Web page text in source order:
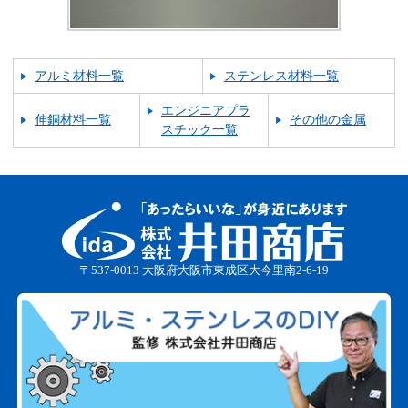
アルミ材料一覧 ステンレス材料一覧
伸銅材料一覧
エンジニアプラ
スチック一覧
その他の金属
〒537-0013 大阪府大阪市東成区大今里南2-6-19